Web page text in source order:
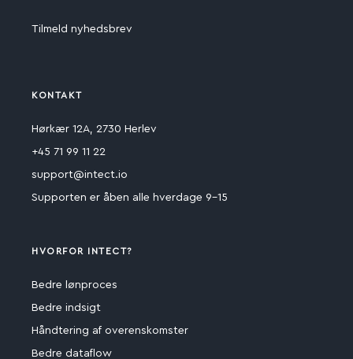
Tilmeld nyhedsbrev
KONTAKT
Hørkær 12A, 2730 Herlev
+45 71 99 11 22
support@intect.io
Supporten er åben alle hverdage 9-15
HVORFOR INTECT?
Bedre lønproces
Bedre indsigt
Håndtering af overenskomster
Bedre dataflow